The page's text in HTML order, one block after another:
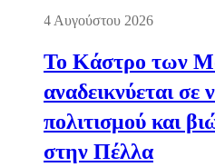
4 Αυγούστου 2026
Το Κάστρο των
αναδεικνύεται σε
πολιτισμού και
στην Πέλλα